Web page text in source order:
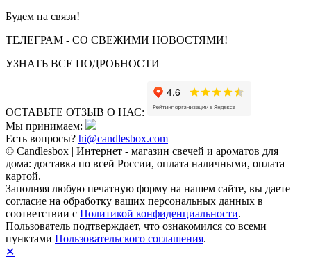
Будем на связи!
ТЕЛЕГРАМ - СО СВЕЖИМИ НОВОСТЯМИ!
УЗНАТЬ ВСЕ ПОДРОБНОСТИ
ОСТАВЬТЕ ОТЗЫВ О НАС:
Мы принимаем:
Есть вопросы? hi@candlesbox.com
© Candlesbox | Интернет - магазин свечей и ароматов для
дома: доставка по всей России, оплата наличными, оплата
картой.
Заполняя любую печатную форму на нашем сайте, вы даете
согласие на обработку ваших персональных данных в
соответствии с Политикой конфиденциальности.
Пользователь подтверждает, что ознакомился со всеми
пунктами Пользовательского соглашения.
✕